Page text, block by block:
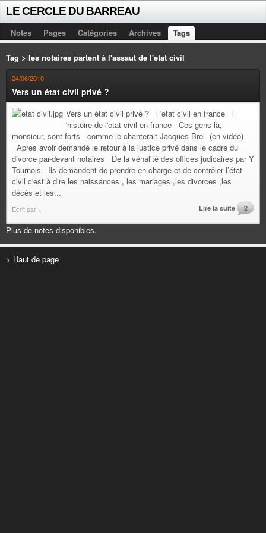
LE CERCLE DU BARREAU
Notes Pages Catégories Archives Tags
Tag > les notaires partent à l'assaut de l'etat civil
24/06/2010
Vers un état civil privé ?
Vers un état civil privé ? l 'etat civil en france l
'histoire de l'etat civil en france Ces gens là,
monsieur, sont forts comme le chanterait Jacques Brel (en video)
Apres avoir demandé le retour à la justice privé dans le cadre du
divorce par-devant notaires De la vénalité des offices judicaires par Y
Tournois Ils demandent de prendre en charge et de contrôler l’état
civil c'est à dire les naissances , les mariages ,les divorces ,les
décès et les...
Écrit par Lire la suite 2
Plus de notes disponibles.
> Haut de page